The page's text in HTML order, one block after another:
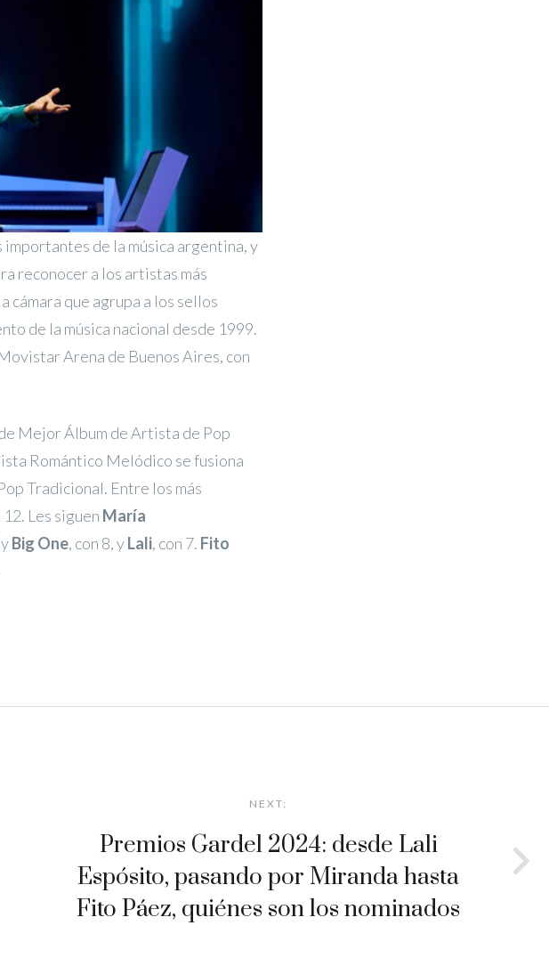
importantes de la música argentina, y
reconocer a los artistas más
cámara que agrupa a los sellos
de la música nacional desde 1999.
Arena de Buenos Aires, con
Mejor Álbum de Artista de Pop
Romántico Melódico se fusiona
Tradicional. Entre los más
12. Les siguen María
yBig One, con 8, yLali, con 7. Fito
NEXT:
Premios Gardel 2024: desde Lali
Espósito, pasando por Miranda hasta
Fito Páez, quiénes son los nominados